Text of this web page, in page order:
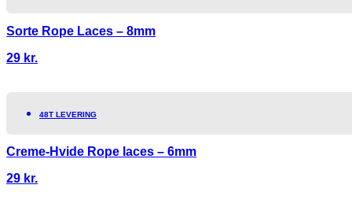
Sorte Rope Laces – 8mm
29 kr.
48T LEVERING
Creme-Hvide Rope laces – 6mm
29 kr.